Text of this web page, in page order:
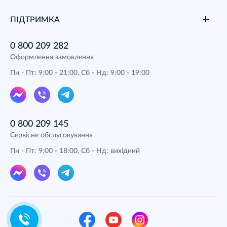
ПІДТРИМКА
0 800 209 282
Оформлення замовлення
Пн - Пт: 9:00 - 21:00, Сб - Нд: 9:00 - 19:00
0 800 209 145
Сервісне обслуговування
Пн - Пт: 9:00 - 18:00, Сб - Нд: вихідний